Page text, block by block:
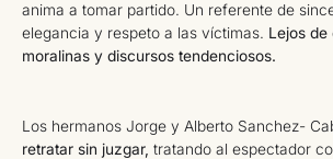
anima a tomar partido. Un referente de
elegancia y respeto a las víctimas. Lejos de
moralinas y discursos tendenciosos.
Los hermanos Jorge y Alberto Sanchez-
retratar sin juzgar, tratando al espectador